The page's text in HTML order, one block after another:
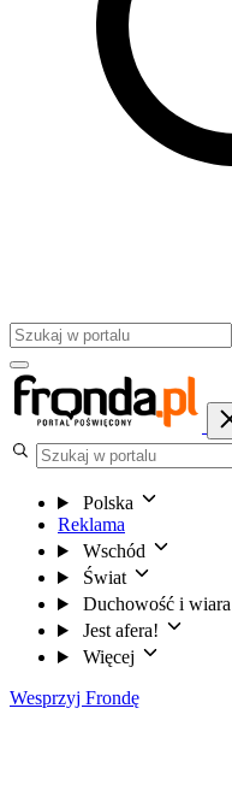
Polska
Reklama
Wschód
Świat
Duchowość i wiara
Jest afera!
Więcej
Wesprzyj Frondę